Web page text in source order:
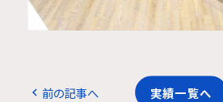
chevron_left 前の記事へ 実績一覧へ